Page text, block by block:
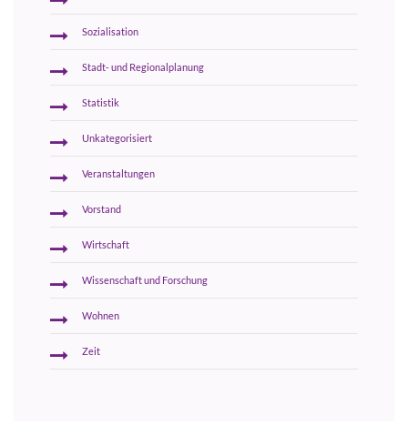
Sozialisation
Stadt- und Regionalplanung
Statistik
Unkategorisiert
Veranstaltungen
Vorstand
Wirtschaft
Wissenschaft und Forschung
Wohnen
Zeit